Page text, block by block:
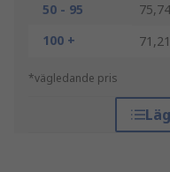
50 - 95
100 +
*vägledande pris